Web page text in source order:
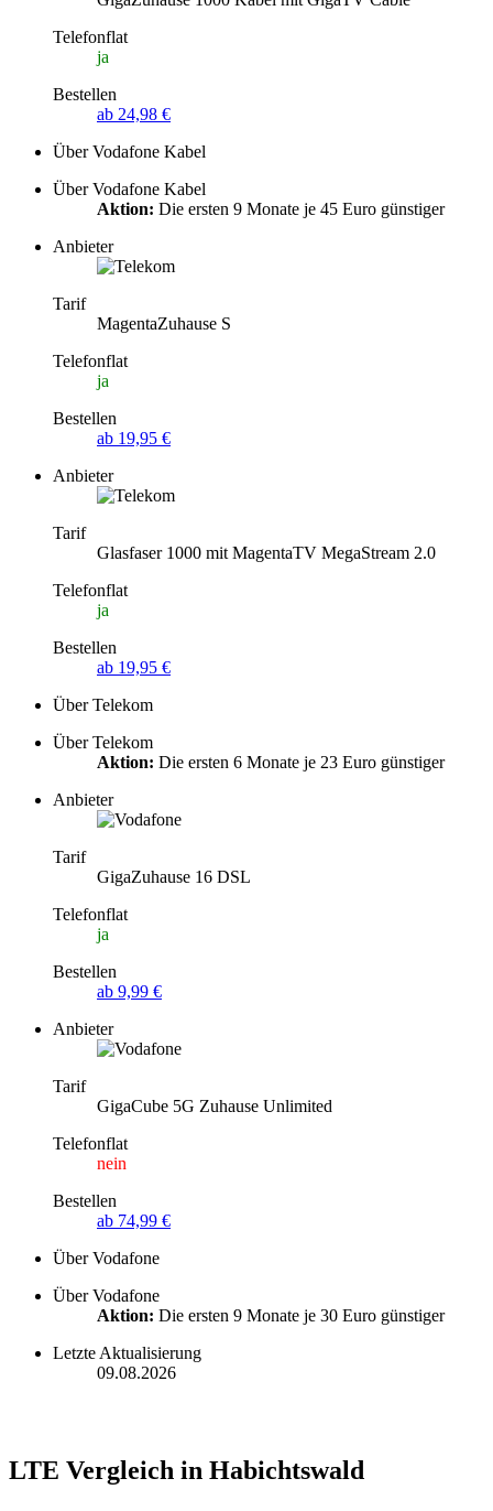
Telefonflat
ja
Bestellen
ab 24,98 €
Über Vodafone Kabel
Über Vodafone Kabel
Aktion: Die ersten 9 Monate je 45 Euro günstiger
Anbieter
Tarif
MagentaZuhause S
Telefonflat
ja
Bestellen
ab 19,95 €
Anbieter
Tarif
Glasfaser 1000 mit MagentaTV MegaStream 2.0
Telefonflat
ja
Bestellen
ab 19,95 €
Über Telekom
Über Telekom
Aktion: Die ersten 6 Monate je 23 Euro günstiger
Anbieter
Tarif
GigaZuhause 16 DSL
Telefonflat
ja
Bestellen
ab 9,99 €
Anbieter
Tarif
GigaCube 5G Zuhause Unlimited
Telefonflat
nein
Bestellen
ab 74,99 €
Über Vodafone
Über Vodafone
Aktion: Die ersten 9 Monate je 30 Euro günstiger
Letzte Aktualisierung
09.08.2026
LTE Vergleich in Habichtswald